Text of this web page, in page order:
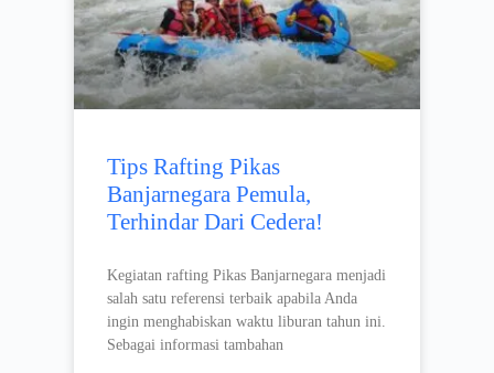
Tips Rafting Pikas
Banjarnegara Pemula,
Terhindar Dari Cedera!
Kegiatan rafting Pikas Banjarnegara menjadi
salah satu referensi terbaik apabila Anda
ingin menghabiskan waktu liburan tahun ini.
Sebagai informasi tambahan